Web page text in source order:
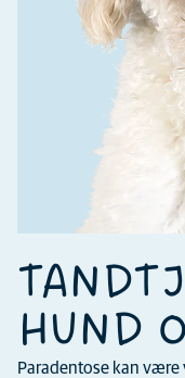
HUND
Paradentose kan være